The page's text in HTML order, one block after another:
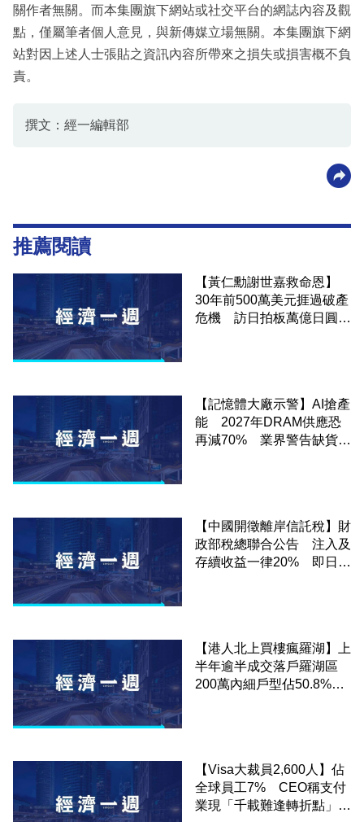
關作者無關。而本集團旗下網站或社交平台的網誌內容及觀
點，僅屬筆者個人意見，與新傳媒立場無關。本集團旗下網
站對因上述人士張貼之資訊內容所帶來之損失或損害概不負
責。
撰文：經一編輯部
推薦閱讀
【黃仁勳謝世嘉救命恩】
30年前500萬美元捱過破產
危機 訪日拍板萬億日圓AI
【記憶體大廠示警】AI搶產
能 2027年DRAM供應恐
再減70% 業界警告缺貨恐
【中國開徵離岸信託稅】財
政部稅總聯合公告 注入及
存續收益一律20% 即日實
【港人北上買樓瘋羅湖】上
半年逾半成交落戶羅湖區
200萬內細戶型佔50.8%
【Visa大裁員2,600人】佔
全球員工7% CEO稱支付
業現「千載難逢轉折點」